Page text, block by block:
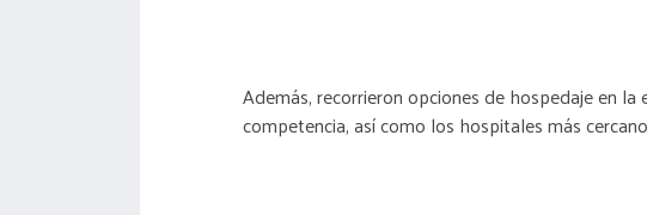
Además, recorrieron opciones de hospedaje en
competencia, así como los hospitales más